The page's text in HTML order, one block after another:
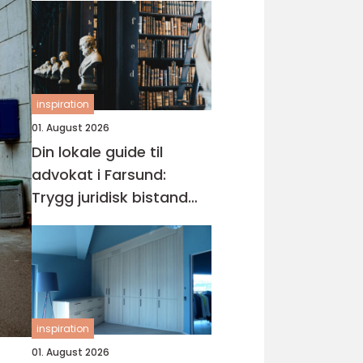
inspiration
01. August 2026
Din lokale guide til
advokat i Farsund:
Trygg juridisk bistand
når du trenger det
inspiration
01. August 2026